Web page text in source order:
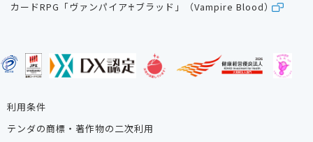
カードRPG「ヴァンパイア♰ブラッド」（Vampire Blood）
利用条件
テンダの商標・著作物の二次利用